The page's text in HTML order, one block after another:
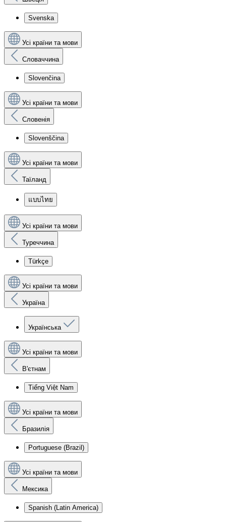
Svenska
Усі країни та мови
Словаччина
Slovenčina
Усі країни та мови
Словенія
Slovenščina
Усі країни та мови
Таїланд
แบบไทย
Усі країни та мови
Туреччина
Türkçe
Усі країни та мови
Україна
Українська
Усі країни та мови
В'єтнам
Tiếng Việt Nam
Усі країни та мови
Бразилія
Portuguese (Brazil)
Усі країни та мови
Мексика
Spanish (Latin America)